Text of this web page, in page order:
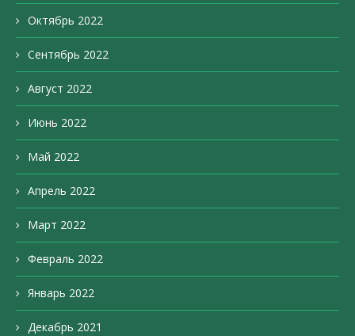
Октябрь 2022
Сентябрь 2022
Август 2022
Июнь 2022
Май 2022
Апрель 2022
Март 2022
Февраль 2022
Январь 2022
Декабрь 2021